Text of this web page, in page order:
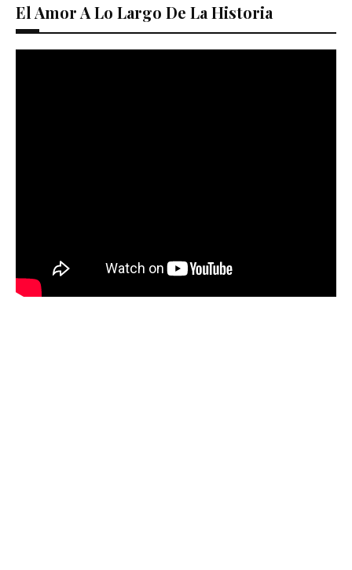
El Amor A Lo Largo De La Historia